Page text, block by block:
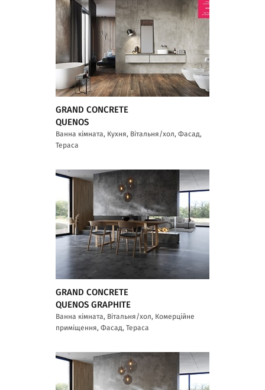
GRAND CONCRETE
QUENOS
Ванна кімната, Кухня, Вітальня/хол, Фасад,
Тераса
GRAND CONCRETE
QUENOS GRAPHITE
Ванна кімната, Вітальня/хол, Комерційне
приміщення, Фасад, Тераса